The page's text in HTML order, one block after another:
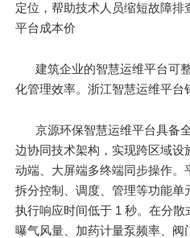
定位，帮助技术人员缩短故障
平台成本价
建筑企业的智慧运维平台可
化管理效率。浙江智慧运维平台
京源环保智慧运维平台具备
边协同技术架构，实现跨区域设
动端、大屏端多终端同步操作。
拆分控制、调度、管理等功能单
执行响应时间低于 1 秒。在分
曝气风量、加药计量泵频率、阀